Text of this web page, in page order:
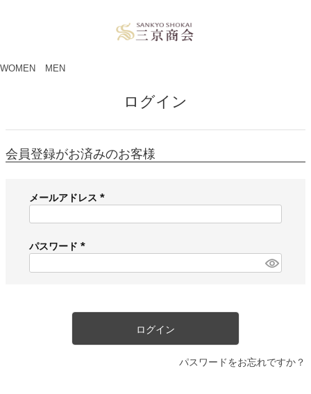
WOMEN MEN
ログイン
会員登録がお済みのお客様
メールアドレス
必
)
パスワード
必
ログイン
パスワードをお忘れですか？